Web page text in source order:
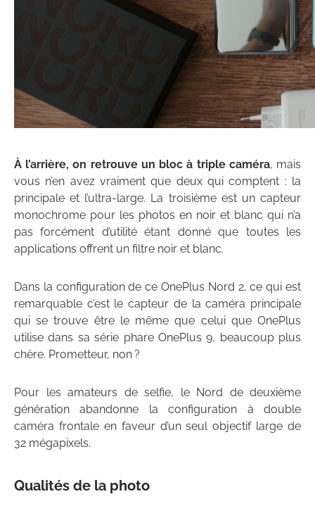
À l’arrière, on retrouve un bloc à triple caméra, mais
vous n’en avez vraiment que deux qui comptent : la
principale et l’ultra-large. La troisième est un capteur
monochrome pour les photos en noir et blanc qui n’a
pas forcément d’utilité étant donné que toutes les
applications offrent un filtre noir et blanc.
Dans la configuration de ce OnePlus Nord 2, ce qui est
remarquable c’est le capteur de la caméra principale
qui se trouve être le même que celui que OnePlus
utilise dans sa série phare OnePlus 9, beaucoup plus
chère. Prometteur, non ?
Pour les amateurs de selfie, le Nord de deuxième
génération abandonne la configuration à double
caméra frontale en faveur d’un seul objectif large de
32 mégapixels.
Qualités de la photo